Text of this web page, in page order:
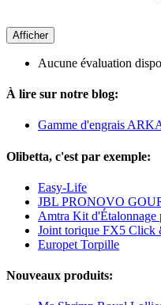
Afficher
Aucune évaluation
À lire sur notre blog:
Gamme d'engrais
Olibetta, c'est par exemple:
Easy-Life
JBL PRONOVO
Amtra Kit d'Étalonnage
Joint torique FX5 Click
Europet Torpille
Nouveaux produits: